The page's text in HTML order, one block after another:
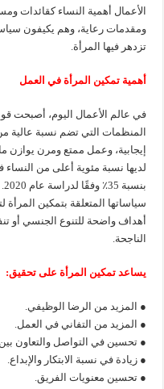
الأعمال أهمية النساء كقائدات
ومقدمات رعاية، وهم يكيفون
تزدهر فيها المرأة.
أهمية تمكين المرأة في العمل
في عالم الأعمال اليوم، أصبحت
المنظمات التي تضم نسبة عالية
إيجابية، وعمل ممتع ومرن يوازن
لديها نسبة مئوية أعلى من النساء
سياساتها المتعلقة بتمكين المرأة
أهداف واضحة للتنوع الجنسي أو
الناجحة.
يساعد تمكين المرأة على تحقيق:
● المزيد من الرضا الوظيفي.
● المزيد من التفاني في العمل.
● تحسين في التواصل والتعاون
● زيادة في نسبة الابتكار والإبداع.
● تحسين معنويات الفريق.